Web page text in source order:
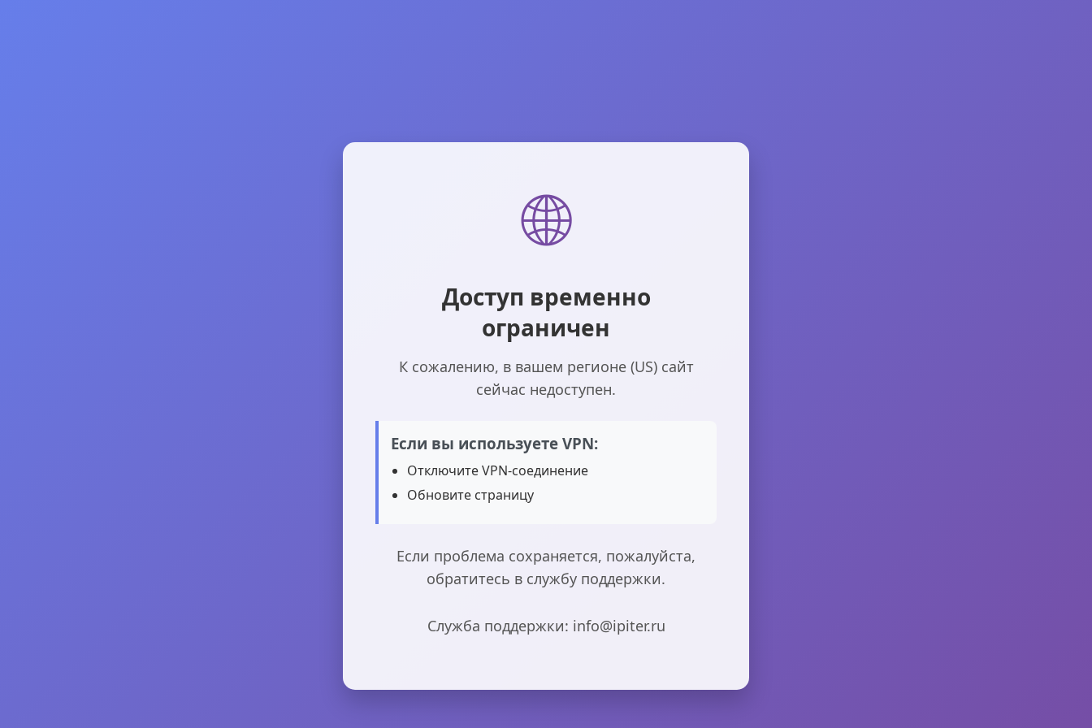
🌐
Доступ временно
ограничен
К сожалению, в вашем регионе (US) сайт
сейчас недоступен.
Если вы используете VPN:
Отключите VPN-соединение
Обновите страницу
Если проблема сохраняется, пожалуйста,
обратитесь в службу поддержки.
Служба поддержки: info@ipiter.ru